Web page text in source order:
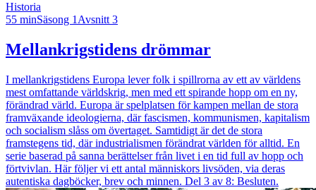
Historia
55 minSäsong 1 Avsnitt 3
Mellankrigstidens drömmar
I mellankrigstidens Europa lever folk i spillrorna av ett av världens
mest omfattande världskrig, men med ett spirande hopp om en ny,
förändrad värld. Europa är spelplatsen för kampen mellan de stora
framväxande ideologierna, där fascismen, kommunismen, kapitalism
och socialism slåss om övertaget. Samtidigt är det de stora
framstegens tid, där industrialismen förändrat världen för alltid. En
serie baserad på sanna berättelser från livet i en tid full av hopp och
förtvivlan. Här följer vi ett antal människors livsöden, via deras
autentiska dagböcker, brev och minnen. Del 3 av 8: Besluten.